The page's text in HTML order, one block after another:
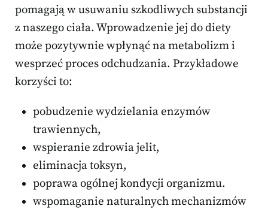
pomagają w usuwaniu szkodliwych substancji
z naszego ciała. Wprowadzenie jej do diety
może pozytywnie wpłynąć na metabolizm i
wesprzeć proces odchudzania. Przykładowe
korzyści to:
pobudzenie wydzielania enzymów
trawiennych,
wspieranie zdrowia jelit,
eliminacja toksyn,
poprawa ogólnej kondycji organizmu.
wspomaganie naturalnych mechanizmów